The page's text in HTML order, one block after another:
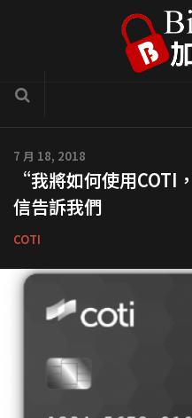
區塊鏈技術專欄
項目官方訊息
Solve.Care
幣種介紹
新手入門教學
7 月 18, 2018
“我將如何使用COTI
信告訴我們
COTI